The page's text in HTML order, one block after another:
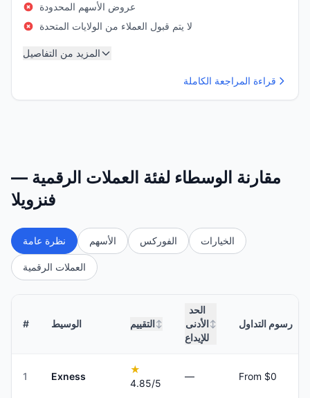
عروض الأسهم المحدودة
لا يتم قبول العملاء من الولايات المتحدة
المزيد من التفاصيل
قراءة المراجعة الكاملة
مقارنة الوسطاء لفئة العملات الرقمية —
فنزويلا
نظرة عامة الأسهم الفوركس الخيارات
العملات الرقمية
# الوسيط التقييم ↕
الحد
الأدنى
للإيداع
↕ رسوم التداول
1 Exness
★
4.85/5
— From $0